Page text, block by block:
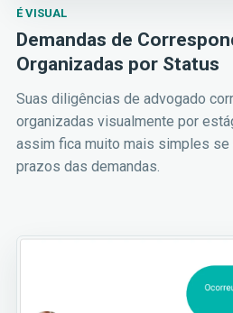
É VISUAL
Demandas de
Organizadas por Status
Suas diligências de advogado
organizadas visualmente por
assim fica muito mais simples se
prazos das demandas.